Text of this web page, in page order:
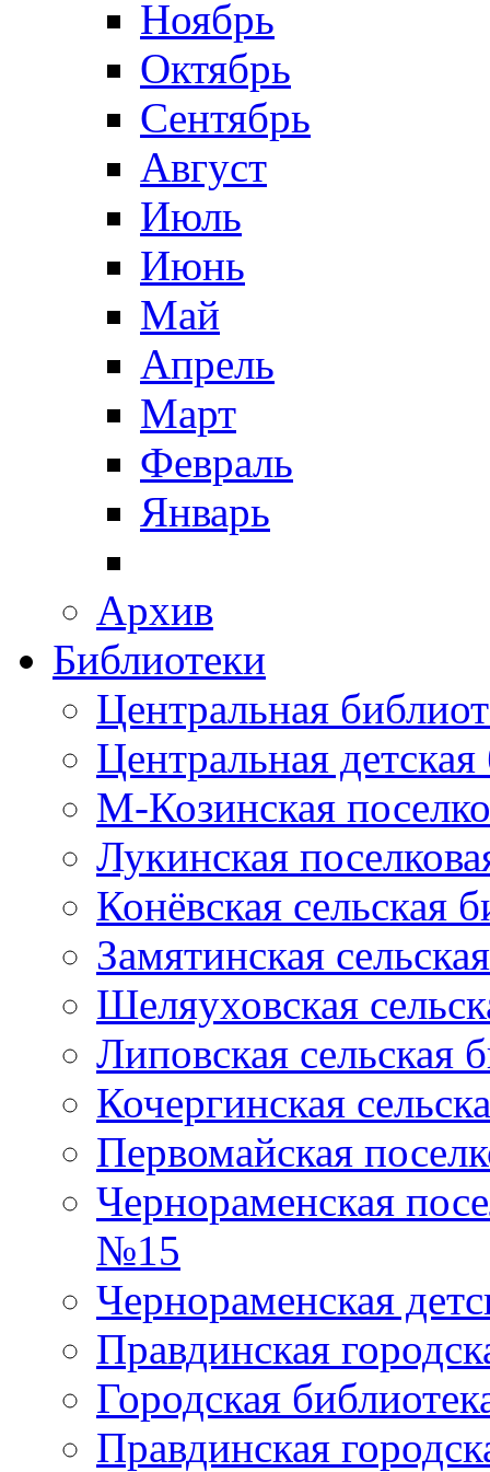
Ноябрь
Октябрь
Сентябрь
Август
Июль
Июнь
Май
Апрель
Март
Февраль
Январь
Архив
Библиотеки
Центральная
Центральная
М-Козинская
Лукинская
Конёвская сельская
Замятинская
Шеляуховская
Липовская сельская
Кочергинская
Первомайская
Чернораменская
№15
Чернораменская
Правдинская
Городская
Правдинская